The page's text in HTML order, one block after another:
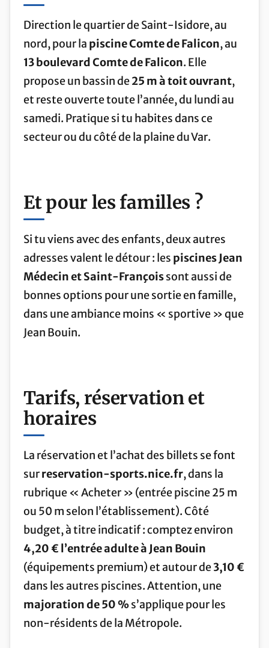
Direction le quartier de Saint-Isidore, au
nord, pour la piscine Comte de Falicon, au
13 boulevard Comte de Falicon. Elle
propose un bassin de25 m à toit ouvrant,
et reste ouverte toute l’année, du lundi au
samedi. Pratique si tu habites dans ce
secteur ou du côté de la plaine du Var.
Et pour les familles ?
Si tu viens avec des enfants, deux autres
adresses valent le détour : les piscines Jean
Médecin et Saint-Françoissont aussi de
bonnes options pour une sortie en famille,
dans une ambiance moins « sportive » que
Jean Bouin.
Tarifs, réservation et
horaires
La réservation et l’achat des billets se font
surreservation-sports.nice.fr, dans la
rubrique « Acheter » (entrée piscine 25 m
ou 50 m selon l’établissement). Côté
budget, à titre indicatif : comptez environ
4,20 € l’entrée adulte à Jean Bouin
(équipements premium) et autour de3,10 €
dans les autres piscines. Attention, une
majoration de 50 %s’applique pour les
non-résidents de la Métropole.